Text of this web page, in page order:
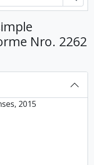
Nro. 2262
2015